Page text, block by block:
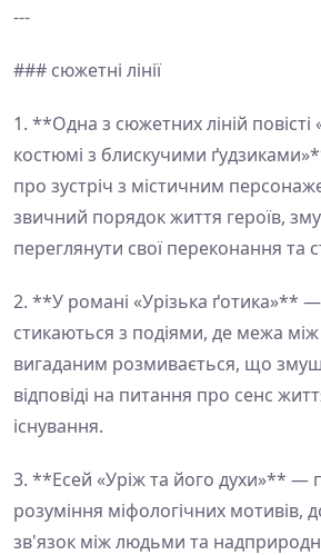
---
### сюжетні лінії
1. **Одна з сюжетних ліній
костюмі з блискучими
про зустріч з містичним
звичний порядок життя героїв,
переглянути свої переконання та
2. **У романі «Урізька ґотика»**
стикаються з подіями, де межа
вигаданим розмивається, що
відповіді на питання про сенс
існування.
3. **Есей «Уріж та його духи»** —
розуміння міфологічних мотивів,
зв'язок між людьми та